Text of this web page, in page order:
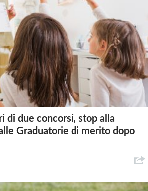
di due concorsi, stop alla
Graduatorie di merito dopo